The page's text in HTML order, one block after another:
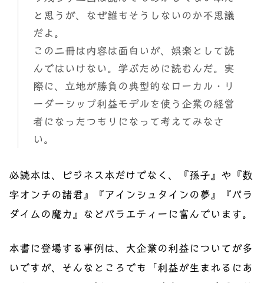
と思うが、なぜ誰もそうしないのか不思議
だよ。
この二冊は内容は面白いが、娯楽として読
んではいけない。学ぶために読むんだ。実
際に、立地が勝負の典型的なローカル・リ
ーダーシップ利益モデルを使う企業の経営
者になったつもりになって考えてみなさ
い。
必読本は、ビジネス本だけでなく、『孫子』や『数
字オンチの諸君』『アインシュタインの夢』『パラ
ダイムの魔力』などバラエティーに富んでいます。
本書に登場する事例は、大企業の利益についてが多
いですが、そんなところでも「利益が生まれるにあ